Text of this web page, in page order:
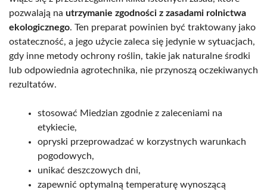
pozwalają na utrzymanie zgodności z zasadami rolnictwa
ekologicznego. Ten preparat powinien być traktowany jako
ostateczność, a jego użycie zaleca się jedynie w sytuacjach,
gdy inne metody ochrony roślin, takie jak naturalne środki
lub odpowiednia agrotechnika, nie przynoszą oczekiwanych
rezultatów.
stosować Miedzian zgodnie z zaleceniami na
etykiecie,
opryski przeprowadzać w korzystnych warunkach
pogodowych,
unikać deszczowych dni,
zapewnić optymalną temperaturę wynoszącą